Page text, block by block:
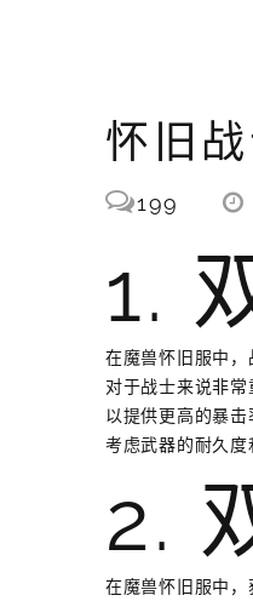
怀旧
199
1.
在魔兽怀旧服中
对于战士来说非
以提供更高的暴
考虑武器的耐久度
2.
在魔兽怀旧服中